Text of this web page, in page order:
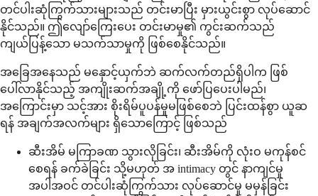
တင်ပါးဆုံကြွက်သားများသည် တင်းမာပြီး မှားယွင်းစွာ လုပ်ဆောင်
နိုင်သည်။ ဤလျော်ကြေးပေး တင်းမာမှု၏ ကွင်းဆက်သည်
ကျယ်ပြန့်သော မသက်သာမှုကို ဖြစ်စေနိုင်သည်။
အခြေအနေသည် မနှောင့်ယှက်ဘဲ ဆက်လက်တည်ရှိပါက ဖြစ်
ပေါ်လာနိုင်သည့် အကျိုးဆက်အချို့ကို ဖော်ပြပေးပါမည်၊
အကြောင်းမှာ သင့်အား စိုးရိမ်ပူပန်မှုမဖြစ်စေဘဲ ပြင်းထန်စွာ ယူဆ
ရန် အချက်အလက်များ ရှိသောကြောင့် ဖြစ်သည်
ဆီးအိမ် မကြာခဏ သွားလိုခြင်း၊ ဆီးအိမ်ကို လုံးဝ မကုန်စင်
စေရန် ခက်ခဲခြင်း သို့မဟုတ် အ intimacy တွင် နာကျင်မှု
အပါအဝင် တင်ပါးဆုံကြွက်သား လုပ်ဆောင်မှု မမှန်ခြင်း